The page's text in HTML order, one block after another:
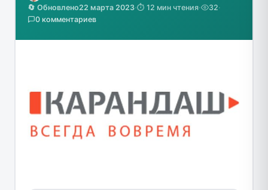
🔄 Обновлено22 марта 2023·⏱️ 12 мин чтения· 32·
0 комментариев